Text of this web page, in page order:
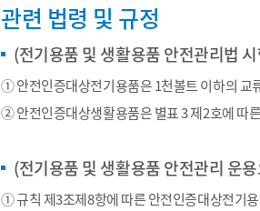
관련 법령 및 규정
(전기용품 및 생활용품 안전관리법
① 안전인증대상전기용품은 1천볼트 이하의 교
② 안전인증대상생활용품은 별표 3 제2호에 따
(전기용품 및 생활용품 안전관리 운
① 규칙 제3조제8항에 따른 안전인증대상전기